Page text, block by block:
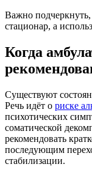
Важно подчеркнуть,
стационар, а
Когда
Существуют
Речь идёт о риске
психотических
соматической
рекомендовать
последующим
стабилизации.